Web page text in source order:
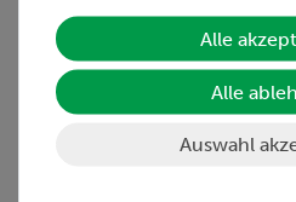
Nach
Informationen
Alle
Alle
Auswahl